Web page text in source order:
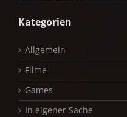
Kategorien
Allgemein
Filme
Games
In eigener Sache